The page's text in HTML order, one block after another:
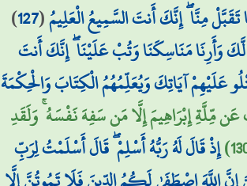
مِنَّا ۖ إِنَّكَ أَنتَ السَّمِيعُ الْعَلِيمُ(
127
)
وَأَرِنَا مَنَاسِكَنَا وَتُبْ عَلَيْنَا ۖ إِنَّكَ أَنتَ
عَلَيْهِمْ آيَاتِكَ وَيُعَلِّمُهُمُ الْكِتَابَ وَالْحِكْمَةَ
مِّلَّةِ إِبْرَاهِيمَ إِلَّا مَن سَفِهَ نَفْسَهُ ۚ وَلَقَدِ
إِذْ قَالَ لَهُ رَبُّهُ أَسْلِمْ ۖ قَالَ أَسْلَمْتُ لِرَبِّ